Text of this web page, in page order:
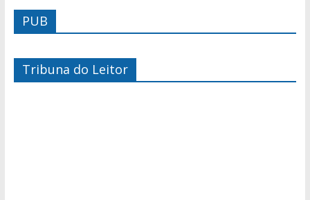
PUB
Tribuna do Leitor